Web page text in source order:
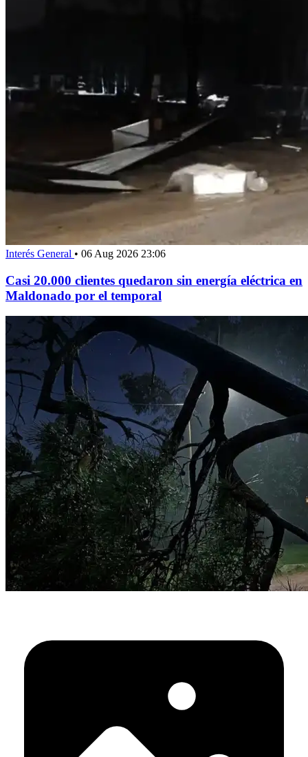
Interés General • 06 Aug 2026 23:06
Casi 20.000 clientes quedaron sin energía eléctrica en
Maldonado por el temporal